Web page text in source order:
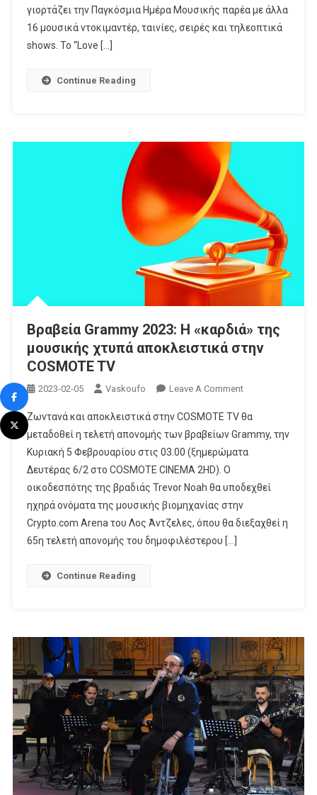
–
Η
Vodafone
TV
γιορτάζει την Παγκόσμια Ημέρα Μουσικής παρέα με άλλα
16 μουσικά ντοκιμαντέρ, ταινίες, σειρές και τηλεοπτικά
shows. Το “Love […]
Continue Reading
Βραβεία Grammy 2023: Η «καρδιά» της
μουσικής χτυπά αποκλειστικά στην
COSMOTE TV
2023-02-05 Vaskoufo Leave A CommentOn
Grammy
2023:
Η
Της
Μουσικής
Χτυπά
Ζωντανά και αποκλειστικά στην COSMOTE TV θα
μεταδοθεί η τελετή απονομής των βραβείων Grammy, την
Κυριακή 5 Φεβρουαρίου στις 03.00 (ξημερώματα
Δευτέρας 6/2 στο COSMOTE CINEMA 2HD). Ο
οικοδεσπότης της βραδιάς Trevor Noah θα υποδεχθεί
ηχηρά ονόματα της μουσικής βιομηχανίας στην
Crypto.com Arena του Λος Άντζελες, όπου θα διεξαχθεί η
65η τελετή απονομής του δημοφιλέστερου […]
Continue Reading